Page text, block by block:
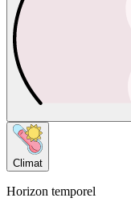
Climat
Horizon temporel